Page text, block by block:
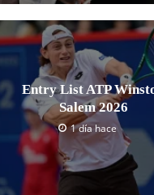
Entry List ATP
Salem 2026
1 día hace